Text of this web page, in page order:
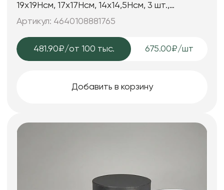
19x19Hсм, 17x17Hсм, 14x14,5Hсм, 3 шт.,
сиреневый
Артикул: 4640108881765
481.90₽/от 100 тыс. 675.00₽/шт
Добавить в корзину